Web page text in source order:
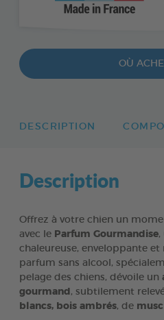
OÙ
DESCRIPTION
Description
Offrez à votre chien un
avec le Parfum Gourmandise,
chaleureuse, enveloppante et
parfum sans alcool,
pelage des chiens, dévoile un
gourmand , subtilement
blancs, bois ambrés, de musc